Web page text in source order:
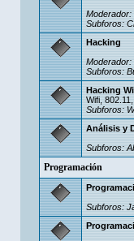
Moderador:
Subforos:
Hacking
Moderador:
Subforos:
Hacking
Wifi,
Subforos:
Análisis y
Subforos:
Programación
Subforos: